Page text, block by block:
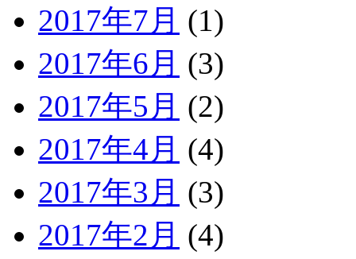
2017年7月 (1)
2017年6月 (3)
2017年5月 (2)
2017年4月 (4)
2017年3月 (3)
2017年2月 (4)